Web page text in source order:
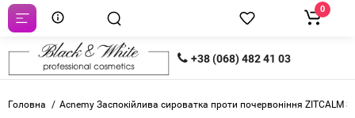
+38 (068) 482 41 03
0
Головна Acnemy Заспокійлива сироватка проти почервоніння ZITCALM